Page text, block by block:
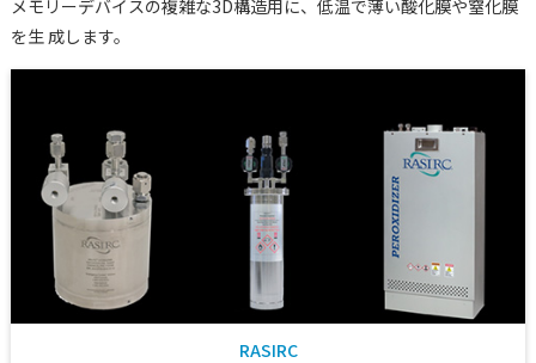
メモリーデバイスの複雑な3D構造⽤に、低温で薄い酸化膜や窒化膜
を⽣ 成します。
RASIRC